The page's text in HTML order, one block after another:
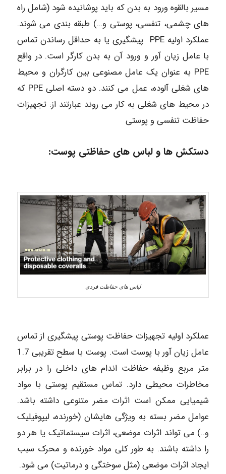
مسیر بالقوه ورود به بدن که باید پوشانیده شود (شامل راه
های چشمی، تنفسی، پوستی و…) طبقه بندی می شوند.
عملکرد اولیه PPE پیشگیری یا به حداقل رساندن تماس
با عامل زیان آور و ورود آن به بدن کارگر است. در واقع
PPE به عنوان یک عامل مصنوعی بین کارگران و محیط
های شغلی آلوده، عمل می کنند. دو دسته اصلی PPE که
در محیط های شغلی به کار می روند عبارتند از: تجهیزات
حفاظت تنفسی و پوستی
دستکش ها و لباس های حفاظتی پوست:
لباس های حفاظت فردی
عملکرد اولیه تجهیزات حفاظت پوستی پیشگیری از تماس
عامل زیان آور با پوست است. پوست با سطح تقریبی 1.7
متر مربع وظیفه حفاظت اندام های داخلی را در برابر
مخاطرات محیطی دارد. تماس مستقیم پوستی با مواد
شیمیایی ممکن است اثرات مضر متنوعی داشته باشد.
عوامل مضر بسته به ویژگی هایشان (خورنده، لیپوفیلیک
و..) می تواند اثرات موضعی، اثرات سیستماتیک یا هر دو
را داشته باشند. به طور کلی مواد خورنده و محرک سبب
ایجاد اثرات موضعی (مثل سوختگی و درماتیت) می شود.